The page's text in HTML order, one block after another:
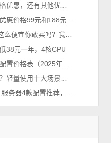
腾讯云轻量应用服务器除了价格优惠，还有其他优点吗？
腾讯云老用户：云服务器租赁优惠价格99元和188元配置详解
腾讯云4核服务器38元一年？这么便宜你敢买吗？我买了，真香！
38元一年，4核CPU
最新：腾讯云轻量应用服务器配置价格表（2025年新版报价单）
腾讯云轻量应用服务器是什么？轻量使用十大场景，一看就懂
2025腾讯云双十一优惠：轻量服务器4款配置推荐，价格确实便宜~